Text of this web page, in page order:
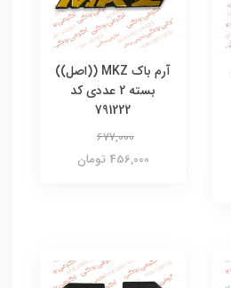
آرم باک MKZ ((اصل))
بسته 2 عددی کد
791222
677,000
456,000 تومان